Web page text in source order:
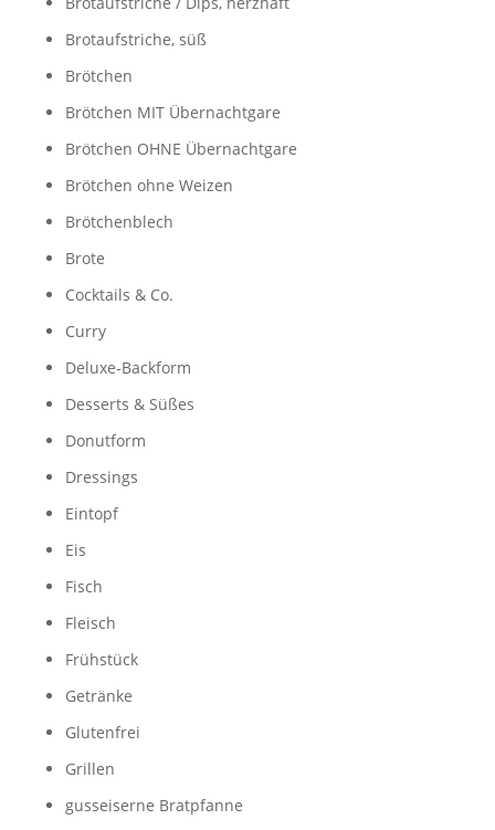
Brotaufstriche, süß
Brötchen
Brötchen MIT Übernachtgare
Brötchen OHNE Übernachtgare
Brötchen ohne Weizen
Brötchenblech
Brote
Cocktails & Co.
Curry
Deluxe-Backform
Desserts & Süßes
Donutform
Dressings
Eintopf
Eis
Fisch
Fleisch
Frühstück
Getränke
Glutenfrei
Grillen
gusseiserne Bratpfanne